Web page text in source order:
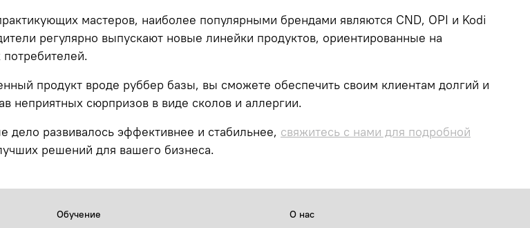
мастеров, наиболее популярными брендами являются CND, OPI и Kodi
регулярно выпускают новые линейки продуктов, ориентированные на
продукт вроде руббер базы, вы сможете обеспечить своим клиентам долгий и
неприятных сюрпризов в виде сколов и аллергии.
дело развивалось эффективнее и стабильнее, свяжитесь с нами для подробной
решений для вашего бизнеса.
Обучение О нас